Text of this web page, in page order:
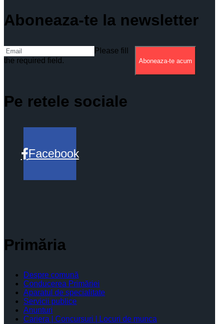
Aboneaza-te la newsletter
Please fill
the required field.
Aboneaza-te acum
Pe retele sociale
Facebook
Primăria
Despre comună
Conducerea Primăriei
Aparatul de specialitate
Servicii publice
Anunturi
Cariera | Concursuri | Locuri de munca